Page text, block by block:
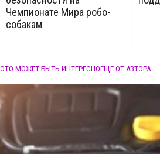
Чемпионате Мира робо-
собакам
ЭТО МОЖЕТ БЫТЬ ИНТЕРЕСНОЕЩЕ ОТ АВТОРА